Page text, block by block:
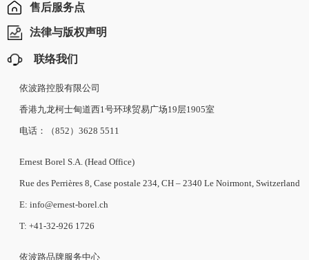
售后服务点
法律与版权声明
联络我们
依波路控股有限公司
香港九龙柯士甸道西1号环球贸易广场19层1905室
电话：（852）3628 5511
Ernest Borel S.A. (Head Office)
Rue des Perrières 8, Case postale 234, CH – 2340 Le Noirmont, Switzerland
E: info@ernest-borel.ch
T: +41-32-926 1726
依波路品牌服务中心